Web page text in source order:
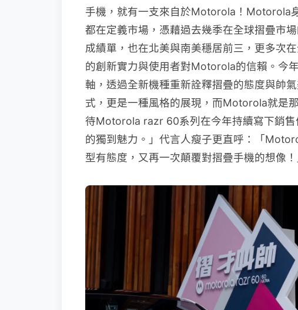
手機，就有一支來自於Motorola！Motorola
都在定義市場，憑藉過去幾季在全球摺疊市
成績單，也在北美與南美穩居前三，更多次
的創新實力與使用者對Motorola的信賴。今
軸，透過全新機種重新詮釋摺疊的態度與帥
式，更是一種風格的展現，而Motorola就是
待Motorola razr 60系列在今年持續寫下銷
的獨到魅力。」代言人瘦子更直呼：「
型有態度，又再一次顛覆對摺疊手機的想像！